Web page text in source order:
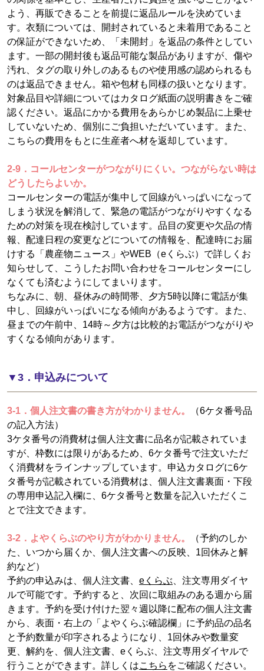
よう、再販できることを前提に返品ルールを決めていま
す。衣類については、開封されていると未着用であること
の保証ができないため、「未開封」を返品の条件としてい
ます。一部の開封後も返品可能な製品がありますが、傷や
汚れ、タグの取り外しのあるものや使用感の認められるも
のは返品できません。箱や包材も同様の扱いとなります。
対象品目や詳細についてはカタログ紙面の説明書きをご確
認ください。返品にかかる費用をあらかじめ製品に上乗せ
していないため、個別にご負担いただいています。また、
こちらの費用をもとに生産者へ材を返却しています。
2-9．コールセンターがつながりにくい。つながらない時は
どうしたらよいか。
コールセンターの電話が集中して回線がいっぱいになって
しまう状況を解消して、緊急の電話がつながりやすくなる
ための対策を現在検討しています。品目の変更や欠品の情
報、配達日程の変更などについての情報を、配達時にお届
けする「農産物ニュース」やWEB（eくらぶ）で詳しくお
知らせして、こうしたお問い合わせをコールセンターにし
なくても済むようにしてまいります。
ちなみに、朝、昼休みの時間帯、夕方5時以降に電話が集
中し、回線がいっぱいになる傾向があるようです。また、
昼までの午前中、14時～夕方は比較的お電話がつながりや
すくなる傾向があります。
▼3．申込みについて
3-1．個人注文書の書き方がわかりません。
（6ケタ番号品
の記入方法）
3ケタ番号の消費材は個人注文書に品名が記載されていま
すが、枠数には限りがあるため、6ケタ番号で注文いただ
く消費材をラインナップしています。申込カタログに6ケ
タ番号が記載されている消費材は、個人注文書裏面・下段
の専用申込記入欄に、6ケタ番号と数量を記入いただくこ
とで注文できます。
3-2．よやくらぶのやり方がわかりません。
（予約のしか
た、いつから届くか、個人注文書への反映、1回休みと解
約など）
予約の申込みは、個人注文書、 eくらぶ 、注文専用ダイヤ
ルで可能です。予約すると、次回に取組みのある週から届
きます。予約を受け付けた翌々週以降に配布の個人注文書
から、表面・右上の「よやくらぶ確認欄」に予約品の品名
と予約数量が印字されるようになり、1回休みや数量変
更、解約を、個人注文書、eくらぶ、注文専用ダイヤルで
行うことができます。詳しくはこちら をご確認ください。